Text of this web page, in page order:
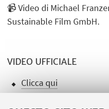
📹 Video di Michael
Sustainable Film GmbH.
VIDEO UFFICIALE
Clicca qui